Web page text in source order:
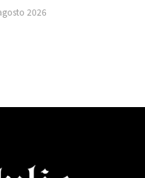
2026